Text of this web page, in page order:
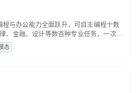
与办公能力全面跃升，可自主编程十数
、金融、设计等数百种专业任务，一次对
原生视觉理解贯穿规划、执行与验证全流
的深度语义解析。长程任务中自主规划与
态